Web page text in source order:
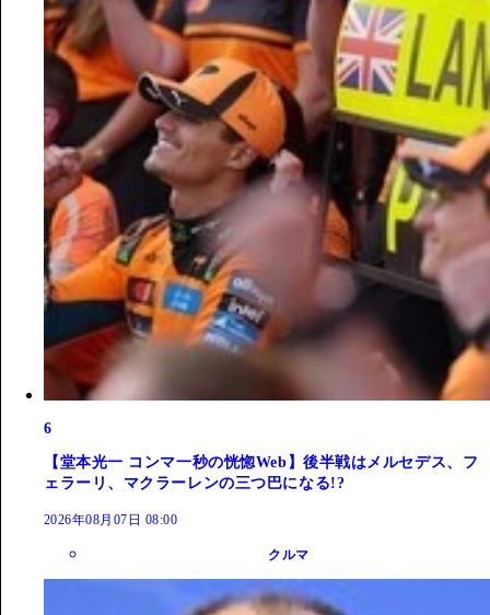
6
【堂本光一 コンマ一秒の恍惚Web】後半戦はメルセデス、フ
ェラーリ、マクラーレンの三つ巴になる!?
2026年08月07日 08:00
クルマ